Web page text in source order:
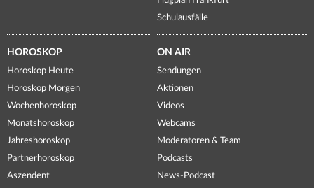
Schulausfälle
HOROSKOP
Horoskop Heute
Horoskop Morgen
Wochenhoroskop
Monatshoroskop
Jahreshoroskop
Partnerhoroskop
Aszendent
ON AIR
Sendungen
Aktionen
Videos
Webcams
Moderatoren & Team
Podcasts
News-Podcast